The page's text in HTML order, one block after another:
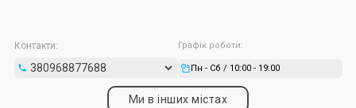
Контакти: Графік роботи:
Пн - Сб / 10:00 - 19:00
Ми в інших містах